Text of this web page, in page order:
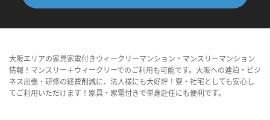
大阪エリアの家具家電付きウィークリーマンション・マンスリーマンション
情報！マンスリー＋ウィークリーでのご利用も可能です。大阪への連泊・ビジ
ネス出張・研修の経費削減に、法人様にも大好評！寮・社宅としても安心し
てご利用いただけます！家具・家電付きで単身赴任にも便利です。